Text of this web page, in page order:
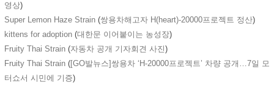
영상)
Super Lemon Haze Strain (쌍용차해고자 H(heart)-20000프로젝트 정산)
kittens for adoption (대한문 이어붙이는 농성장)
Fruity Thai Strain (자동차 공개 기자회견 사진)
Fruity Thai Strain ([GO발뉴스]쌍용차 ‘H-20000프로젝트’ 차량 공개…7일 모
터쇼서 시민에 기증)